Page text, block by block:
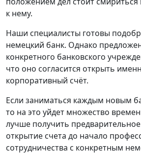
к нему.
Наши специалисты готовы
немецкий банк. Однако
конкретного банковского
что оно согласится открыть
корпоративный счёт.
Если заниматься каждым новым
то на это уйдет множество
лучше получить
открытие счета до начало
сотрудничества с конкретным